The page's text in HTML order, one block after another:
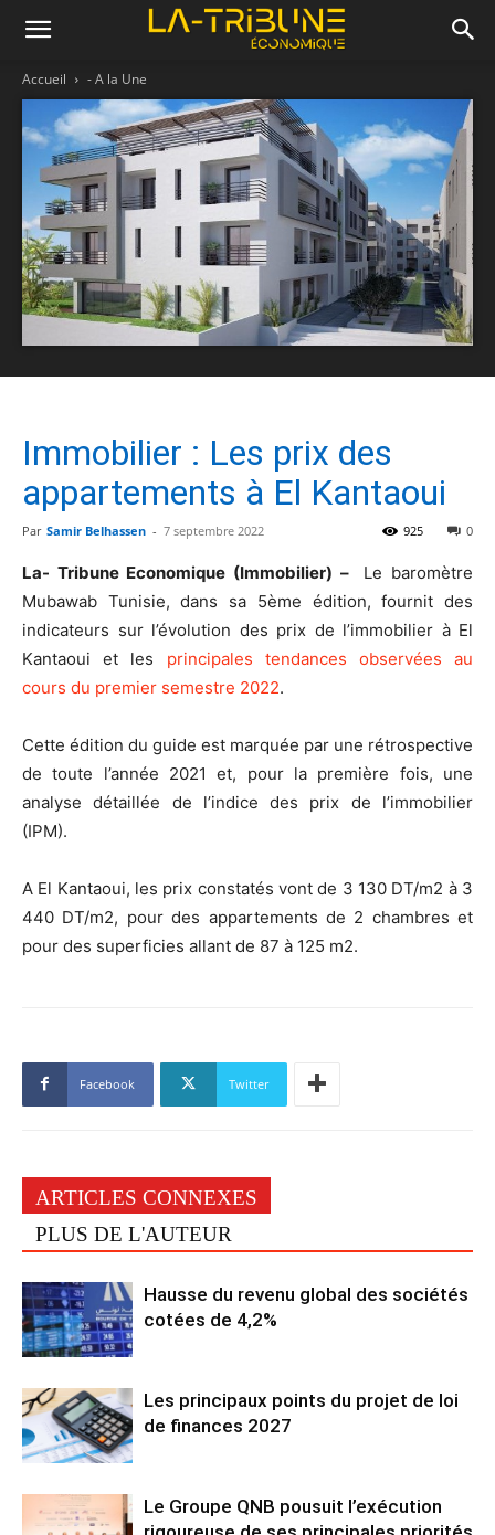
Accueil - A la Une
Immobilier : Les prix des
appartements à El Kantaoui
Par Samir Belhassen - 7 septembre 2022 0
925
La- Tribune Economique (Immobilier) – Le baromètre
Mubawab Tunisie, dans sa 5ème édition, fournit des
indicateurs sur l’évolution des prix de l’immobilier à El
Kantaoui et les principales tendances observées au
cours du premier semestre 2022.
Cette édition du guide est marquée par une rétrospective
de toute l’année 2021 et, pour la première fois, une
analyse détaillée de l’indice des prix de l’immobilier
(IPM).
A El Kantaoui, les prix constatés vont de 3 130 DT/m2 à 3
440 DT/m2, pour des appartements de 2 chambres et
pour des superficies allant de 87 à 125 m2.
Facebook Twitter
ARTICLES CONNEXES
PLUS DE L'AUTEUR
Hausse du revenu global des sociétés
cotées de 4,2%
Les principaux points du projet de loi
de finances 2027
Le Groupe QNB pousuit l’exécution